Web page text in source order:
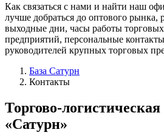
Как связаться с нами и найти наш
лучше добраться до оптового рынка,
выходные дни, часы работы
предприятий, персональные
руководителей крупных торговых
База Сатурн
Контакты
Торгово-логистическая
«Сатурн»